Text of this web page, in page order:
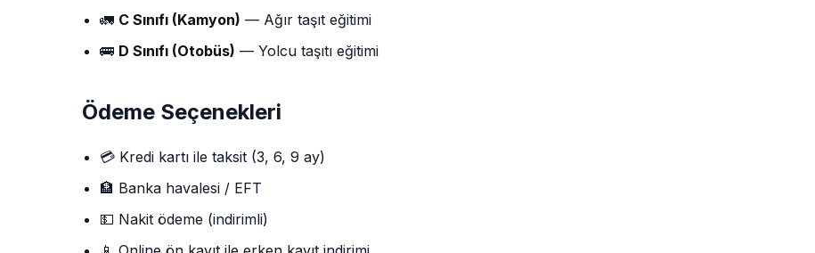
🚛 C Sınıfı (Kamyon) — Ağır taşıt eğitimi
🚌 D Sınıfı (Otobüs) — Yolcu taşıtı eğitimi
Ödeme Seçenekleri
💳 Kredi kartı ile taksit (3, 6, 9 ay)
🏦 Banka havalesi / EFT
💵 Nakit ödeme (indirimli)